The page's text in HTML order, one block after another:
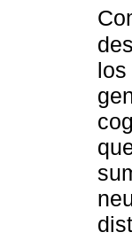
los